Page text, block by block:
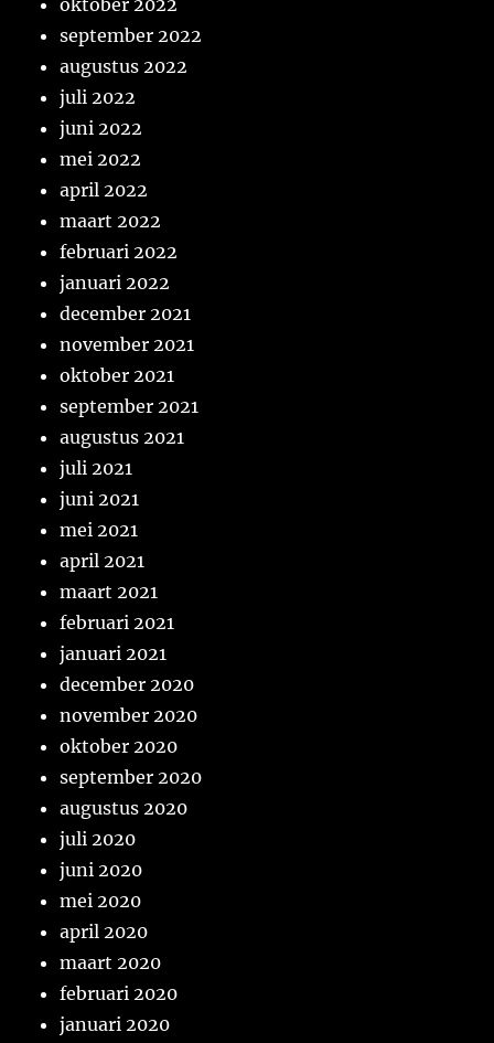
oktober 2022
september 2022
augustus 2022
juli 2022
juni 2022
mei 2022
april 2022
maart 2022
februari 2022
januari 2022
december 2021
november 2021
oktober 2021
september 2021
augustus 2021
juli 2021
juni 2021
mei 2021
april 2021
maart 2021
februari 2021
januari 2021
december 2020
november 2020
oktober 2020
september 2020
augustus 2020
juli 2020
juni 2020
mei 2020
april 2020
maart 2020
februari 2020
januari 2020